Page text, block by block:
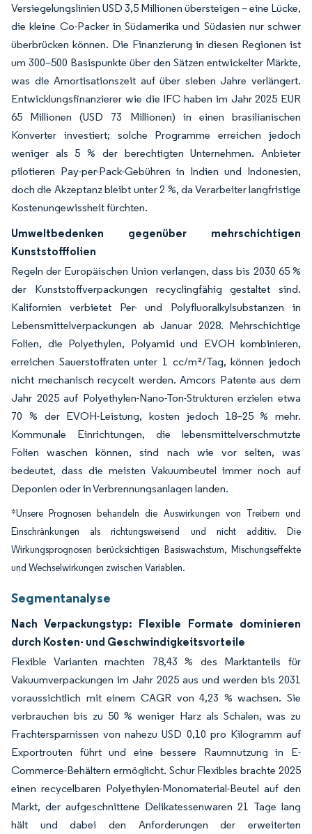
Versiegelungslinien USD 3,5 Millionen übersteigen – eine Lücke,
die kleine Co-Packer in Südamerika und Südasien nur schwer
überbrücken können. Die Finanzierung in diesen Regionen ist
um 300–500 Basispunkte über den Sätzen entwickelter Märkte,
was die Amortisationszeit auf über sieben Jahre verlängert.
Entwicklungsfinanzierer wie die IFC haben im Jahr 2025 EUR
65 Millionen (USD 73 Millionen) in einen brasilianischen
Konverter investiert; solche Programme erreichen jedoch
weniger als 5 % der berechtigten Unternehmen. Anbieter
pilotieren Pay-per-Pack-Gebühren in Indien und Indonesien,
doch die Akzeptanz bleibt unter 2 %, da Verarbeiter langfristige
Kostenungewissheit fürchten.
Umweltbedenken gegenüber mehrschichtigen
Kunststofffolien
Regeln der Europäischen Union verlangen, dass bis 2030 65 %
der Kunststoffverpackungen recyclingfähig gestaltet sind.
Kalifornien verbietet Per- und Polyfluoralkylsubstanzen in
Lebensmittelverpackungen ab Januar 2028. Mehrschichtige
Folien, die Polyethylen, Polyamid und EVOH kombinieren,
erreichen Sauerstoffraten unter 1 cc/m²/Tag, können jedoch
nicht mechanisch recycelt werden. Amcors Patente aus dem
Jahr 2025 auf Polyethylen-Nano-Ton-Strukturen erzielen etwa
70 % der EVOH-Leistung, kosten jedoch 18–25 % mehr.
Kommunale Einrichtungen, die lebensmittelverschmutzte
Folien waschen können, sind nach wie vor selten, was
bedeutet, dass die meisten Vakuumbeutel immer noch auf
Deponien oder in Verbrennungsanlagen landen.
*Unsere Prognosen behandeln die Auswirkungen von Treibern und
Einschränkungen als richtungsweisend und nicht additiv. Die
Wirkungsprognosen berücksichtigen Basiswachstum, Mischungseffekte
und Wechselwirkungen zwischen Variablen.
Segmentanalyse
Nach Verpackungstyp: Flexible Formate dominieren
durch Kosten- und Geschwindigkeitsvorteile
Flexible Varianten machten 78,43 % des Marktanteils für
Vakuumverpackungen im Jahr 2025 aus und werden bis 2031
voraussichtlich mit einem CAGR von 4,23 % wachsen. Sie
verbrauchen bis zu 50 % weniger Harz als Schalen, was zu
Frachtersparnissen von nahezu USD 0,10 pro Kilogramm auf
Exportrouten führt und eine bessere Raumnutzung in E-
Commerce-Behältern ermöglicht. Schur Flexibles brachte 2025
einen recycelbaren Polyethylen-Monomaterial-Beutel auf den
Markt, der aufgeschnittene Delikatessenwaren 21 Tage lang
hält und dabei den Anforderungen der erweiterten